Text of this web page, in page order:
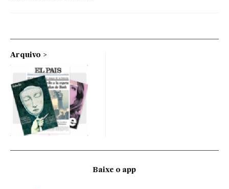
Arquivo
Baixe o app